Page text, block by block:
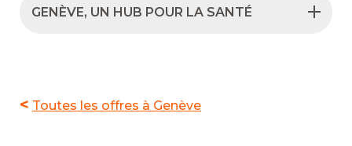
GENÈVE, UN HUB POUR LA SANTÉ
< Toutes les offres à Genève